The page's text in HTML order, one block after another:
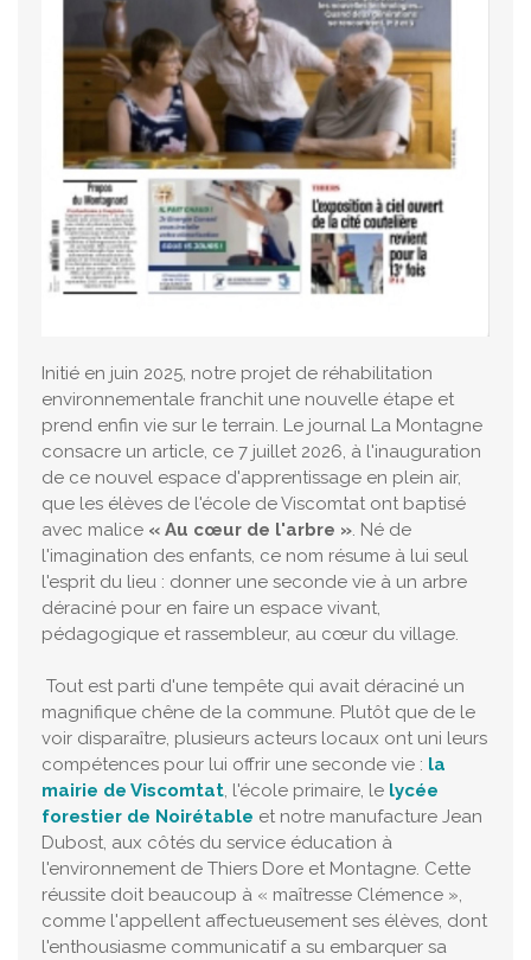
Initié en juin 2025, notre projet de réhabilitation
environnementale franchit une nouvelle étape et
prend enfin vie sur le terrain. Le journal La Montagne
consacre un article, ce 7 juillet 2026, à l'inauguration
de ce nouvel espace d'apprentissage en plein air,
que les élèves de l'école de Viscomtat ont baptisé
avec malice « Au cœur de l'arbre ». Né de
l'imagination des enfants, ce nom résume à lui seul
l'esprit du lieu : donner une seconde vie à un arbre
déraciné pour en faire un espace vivant,
pédagogique et rassembleur, au cœur du village.
Tout est parti d'une tempête qui avait déraciné un
magnifique chêne de la commune. Plutôt que de le
voir disparaître, plusieurs acteurs locaux ont uni leurs
compétences pour lui offrir une seconde vie : la
mairie de Viscomtat, l'école primaire, le lycée
forestier de Noirétable et notre manufacture Jean
Dubost, aux côtés du service éducation à
l'environnement de Thiers Dore et Montagne. Cette
réussite doit beaucoup à « maîtresse Clémence »,
comme l'appellent affectueusement ses élèves, dont
l'enthousiasme communicatif a su embarquer sa